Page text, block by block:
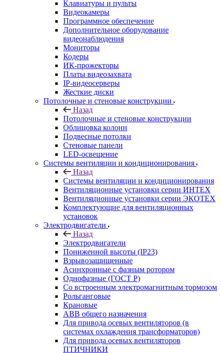
Клавиатуры и пульты
Видеокамеры
Программное обеспечение
Дополнительное оборудование
видеонаблюдения
Мониторы
Кодеры
ИК-прожекторы
Платы видеозахвата
IP-видеосерверы
Жесткие диски
Потолочные и стеновые конструкции
Назад
Потолочные и стеновые конструкции
Облицовка колонн
Подвесные потолки
Стеновые панели
LED-освещение
Системы вентиляции и кондиционирования
Назад
Системы вентиляции и кондиционирования
Вентиляционные установки серии ИНТЕХ
Вентиляционные установки серии ЭКОТЕХ
Комплектующие для вентиляционных
установок
Электродвигатели
Назад
Электродвигатели
Пониженной высоты (IP23)
Взрывозащищенные
Асинхронные с фазным ротором
Однофазные (ГОСТ Р)
Со встроенным электромагнитным тормозом
Рольганговые
Крановые
АВВ общего назначения
Для привода осевых вентиляторов (в
системах охлаждения трансформаторов)
Для привода осевых вентиляторов
ПТИЧНИКИ